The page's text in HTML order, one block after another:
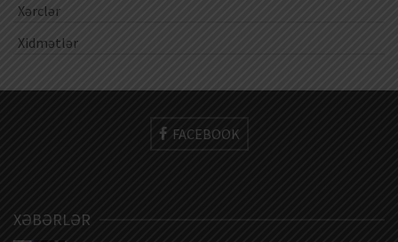
Xərclər
Xidmətlər
FACEBOOK
XƏBƏRLƏR